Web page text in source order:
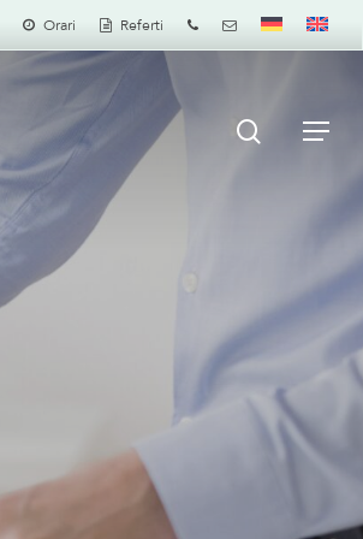
Orari Referti
search